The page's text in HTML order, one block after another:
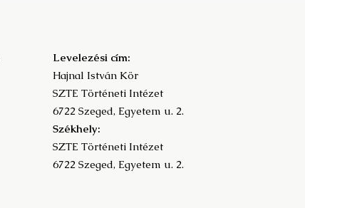
Levelezési cím:
Hajnal István Kör
SZTE Történeti Intézet
6722 Szeged, Egyetem u. 2.
Székhely:
SZTE Történeti Intézet
6722 Szeged, Egyetem u. 2.